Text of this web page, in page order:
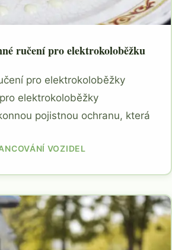
ručení pro elektrokoloběžku
pro elektrokoloběžky
elektrokoloběžky
pojistnou ochranu, která
VOZIDEL